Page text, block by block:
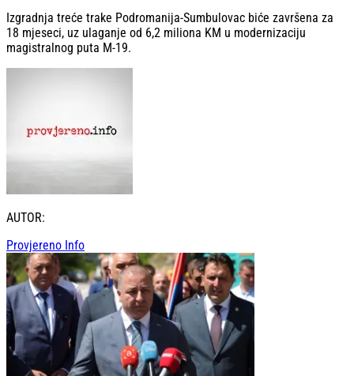
Izgradnja treće trake Podromanija-Sumbulovac biće završena za
18 mjeseci, uz ulaganje od 6,2 miliona KM u modernizaciju
magistralnog puta M-19.
AUTOR:
Provjereno Info